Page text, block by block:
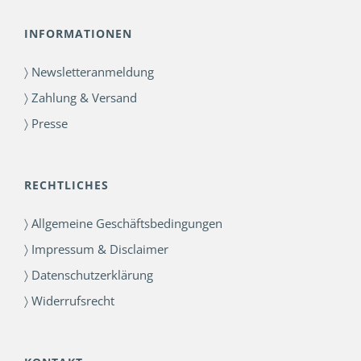
INFORMATIONEN
〉 Newsletteranmeldung
〉 Zahlung & Versand
〉 Presse
RECHTLICHES
〉 Allgemeine Geschäftsbedingungen
〉 Impressum & Disclaimer
〉 Datenschutzerklärung
〉 Widerrufsrecht